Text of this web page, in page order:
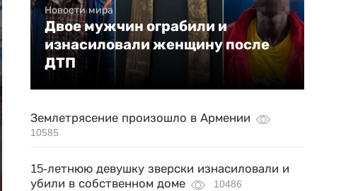
Новости мира
Двое мужчин ограбили и
изнасиловали женщину после
ДТП
Землетрясение произошло в Армении
10585
15-летнюю девушку зверски изнасиловали и
убили в собственном доме
10486